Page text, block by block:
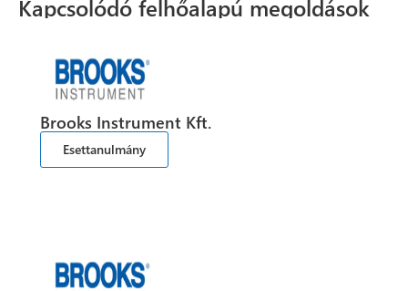
Kapcsolódó felhőalapú megoldások
Brooks Instrument Kft.
Esettanulmány